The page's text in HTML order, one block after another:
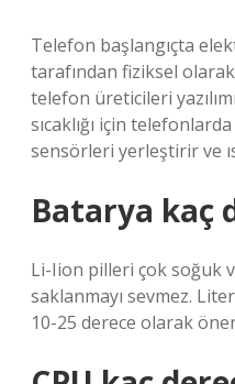
Telefon başlangıçta
tarafından fiziksel
telefon üreticileri
sıcaklığı için
sensörleri yerleştirir ve
Batarya kaç
Li-Iion pilleri çok soğuk
saklanmayı sevmez.
10-25 derece olarak